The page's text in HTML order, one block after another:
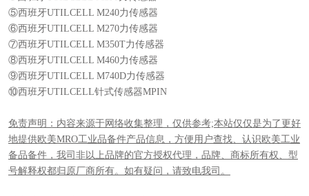
⑤西班牙UTILCELL M240力传感器
⑥西班牙UTILCELL M270力传感器
⑦西班牙UTILCELL M350T力传感器
⑧西班牙UTILCELL M460力传感器
⑨西班牙UTILCELL M740D力传感器
⑩西班牙UTILCELL针式传感器MPIN
免责声明：内容来源于网络收集整理，仅供参考;本站仅仅是为了更好
地提供欧美MRO工业品备件产品信息，方便用户查找、认识欧美工业
备品备件，我司非以上品牌的官方授权代理，品牌、商标所有权、型
号解释权都归原厂商所有。如有疑问，请致电我司。